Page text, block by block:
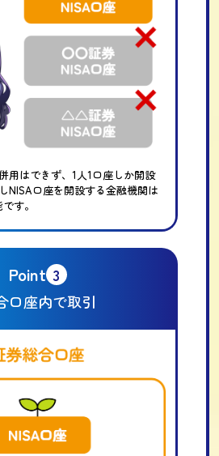
用はできず、1人1口座しか開設
NISA口座を開設する金融機関は
す。
Point 3
口座内で取引